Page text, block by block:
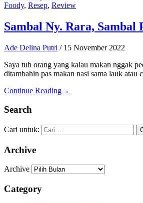
Foody, Resep, Review
Sambal Ny. Rara,
Ade Delina Putri / 15 November 2022
Saya tuh orang yang kalau makan nggak
ditambahin pas makan nasi sama lauk
Continue Reading→
Search
Cari untuk:
Archive
Archive
Category